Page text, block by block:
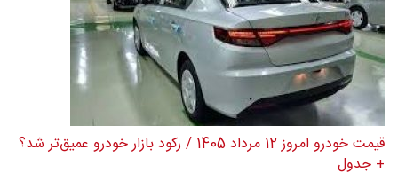
قیمت خودرو امروز 12 مرداد 1405 / رکود بازار خودرو عمیق‌تر شد؟
+ جدول